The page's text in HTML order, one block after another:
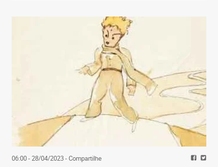
06:00 - 28/04/2023- Compartilhe